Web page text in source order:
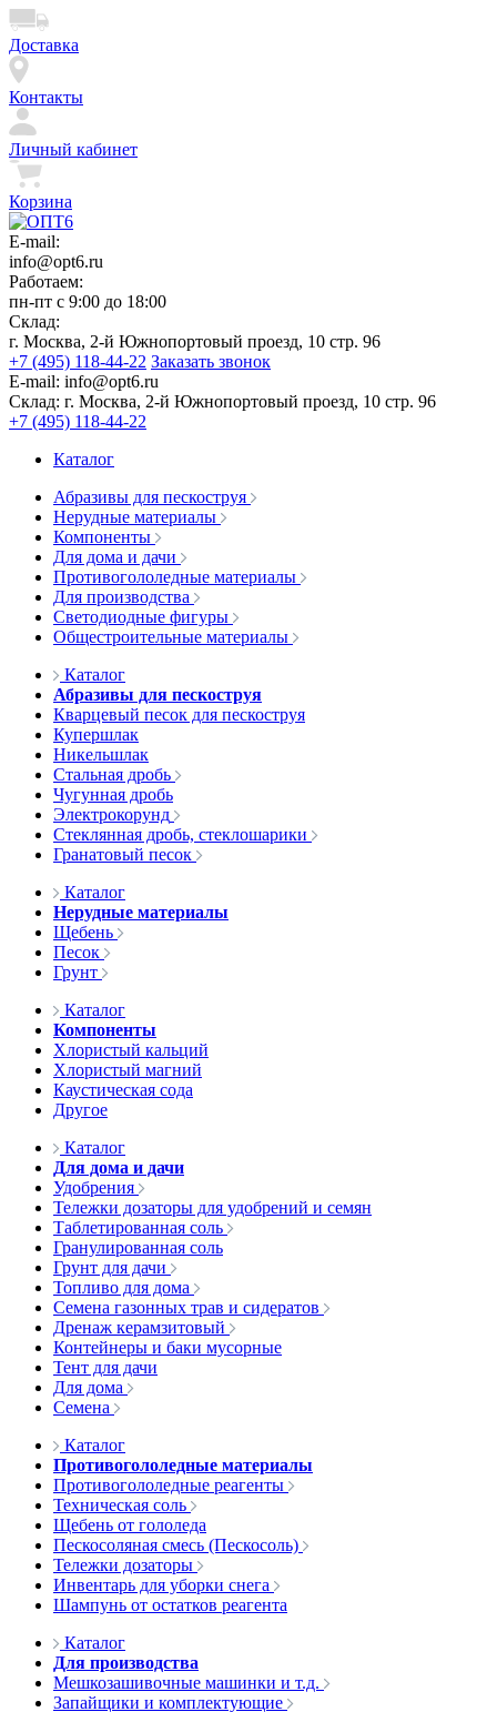
Доставка
Контакты
Личный кабинет
Корзина
E-mail:
info@opt6.ru
Работаем:
пн-пт с 9:00 до 18:00
Склад:
г. Москва, 2-й Южнопортовый проезд, 10 стр. 96
+7 (495) 118-44-22 Заказать звонок
E-mail: info@opt6.ru
Склад: г. Москва, 2-й Южнопортовый проезд, 10 стр. 96
+7 (495) 118-44-22
Каталог
Абразивы для пескоструя
Нерудные материалы
Компоненты
Для дома и дачи
Противогололедные материалы
Для производства
Светодиодные фигуры
Общестроительные материалы
Каталог
Абразивы для пескоструя
Кварцевый песок для пескоструя
Купершлак
Никельшлак
Стальная дробь
Чугунная дробь
Электрокорунд
Стеклянная дробь, стеклошарики
Гранатовый песок
Каталог
Нерудные материалы
Щебень
Песок
Грунт
Каталог
Компоненты
Хлористый кальций
Хлористый магний
Каустическая сода
Другое
Каталог
Для дома и дачи
Удобрения
Тележки дозаторы для удобрений и семян
Таблетированная соль
Гранулированная соль
Грунт для дачи
Топливо для дома
Семена газонных трав и сидератов
Дренаж керамзитовый
Контейнеры и баки мусорные
Тент для дачи
Для дома
Семена
Каталог
Противогололедные материалы
Противогололедные реагенты
Техническая соль
Щебень от гололеда
Пескосоляная смесь (Пескосоль)
Тележки дозаторы
Инвентарь для уборки снега
Шампунь от остатков реагента
Каталог
Для производства
Мешкозашивочные машинки и т.д.
Запайщики и комплектующие